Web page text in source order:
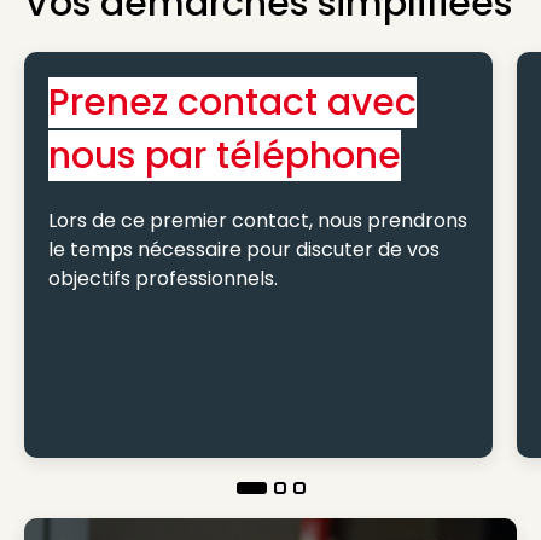
Prenez contact avec
nous par téléphone
Lors de ce premier contact, nous prendrons
le temps nécessaire pour discuter de vos
objectifs professionnels.